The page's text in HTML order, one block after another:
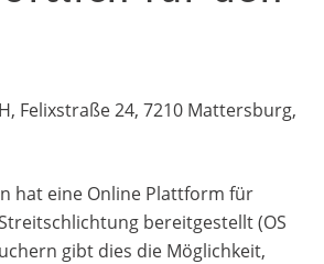
Felixstraße 24, 7210 Mattersburg,
hat eine Online Plattform für
bereitgestellt (OS
gibt dies die Möglichkeit,